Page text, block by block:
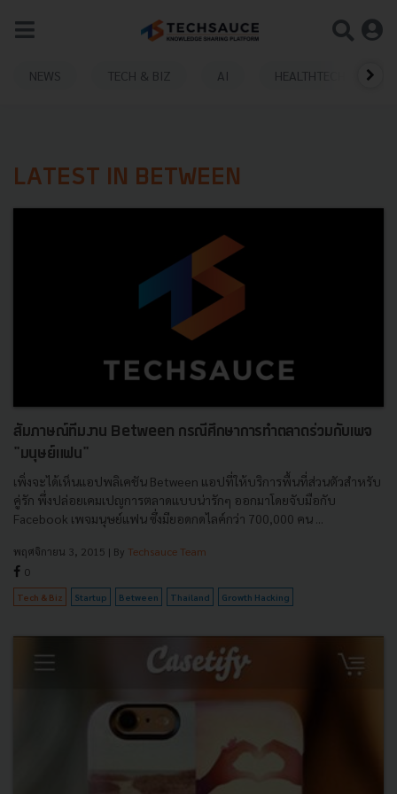
NEWS TECH & BIZ AI HEALTHTECH
LATEST IN BETWEEN
สัมภาษณ์ทีมงาน Between กรณีศึกษาการทำตลาดร่วมกับเพจ
"มนุษย์แฟน"
เพิ่งจะได้เห็นแอปพลิเคชัน Between แอปที่ให้บริการพื้นที่ส่วนตัวสำหรับ
คู่รัก พึ่งปล่อยเคมเปญการตลาดแบบน่ารักๆ ออกมาโดยจับมือกับ
Facebook เพจมนุษย์แฟน ซึ่งมียอดกดไลค์กว่า 700,000 คน ...
พฤศจิกายน 3, 2015 | By Techsauce Team
0
Tech & Biz Startup Between Thailand Growth Hacking